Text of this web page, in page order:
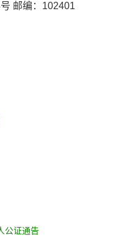
邮编：102401
公证通告